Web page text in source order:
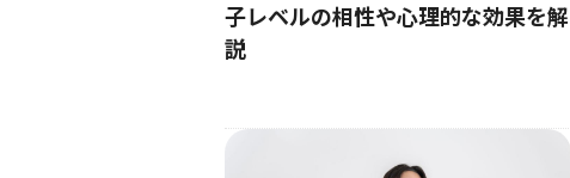
子レベルの相性や心理的な効果を解
説